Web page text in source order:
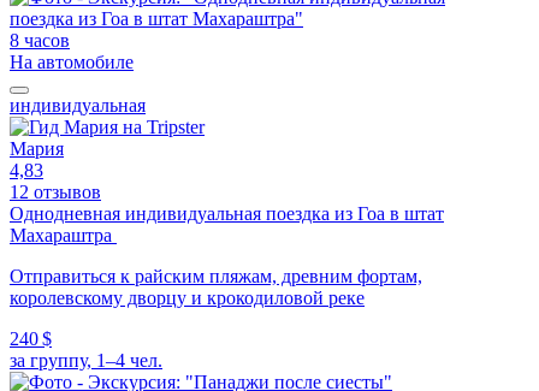
8 часов
На автомобиле
индивидуальная
Мария
4,83
12 отзывов
Однодневная индивидуальная поездка из Гоа в штат
Махараштра
Отправиться к райским пляжам, древним фортам,
королевскому дворцу и крокодиловой реке
240 $
за группу, 1–4 чел.